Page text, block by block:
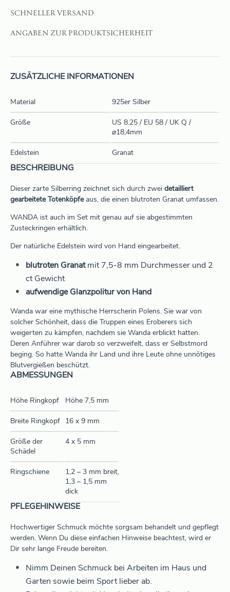
SCHNELLER VERSAND
ANGABEN ZUR PRODUKTSICHERHEIT
ZUSÄTZLICHE INFORMATIONEN
Material 925er Silber
Größe
US 8.25 / EU 58 / UK Q /
⌀18,4mm
Edelstein Granat
BESCHREIBUNG
Dieser zarte Silberring zeichnet sich durch zwei detailliert
gearbeitete Totenköpfeaus, die einen blutroten Granat umfassen.
WANDA ist auch im Set mit genau auf sie abgestimmten
Zusteckringen erhältlich.
Der natürliche Edelstein wird von Hand eingearbeitet.
blutroten Granat mit 7,5-8 mm Durchmesser und 2
ct Gewicht
aufwendige Glanzpolitur von Hand
Wanda war eine mythische Herrscherin Polens. Sie war von
solcher Schönheit, dass die Truppen eines Eroberers sich
weigerten zu kämpfen, nachdem sie Wanda erblickt hatten.
Deren Anführer war darob so verzweifelt, dass er Selbstmord
beging. So hatte Wanda ihr Land und ihre Leute ohne unnötiges
Blutvergießen beschützt.
ABMESSUNGEN
Höhe Ringkopf Höhe 7,5 mm
Breite Ringkopf 16 x 9 mm
Größe der
Schädel
4 x 5 mm
Ringschiene
1,2 – 3 mm breit,
1,3 – 1,5 mm
dick
PFLEGEHINWEISE
Hochwertiger Schmuck möchte sorgsam behandelt und gepflegt
werden. Wenn Du diese einfachen Hinweise beachtest, wird er
Dir sehr lange Freude bereiten.
Nimm Deinen Schmuck bei Arbeiten im Haus und
Garten sowie beim Sport lieber ab.